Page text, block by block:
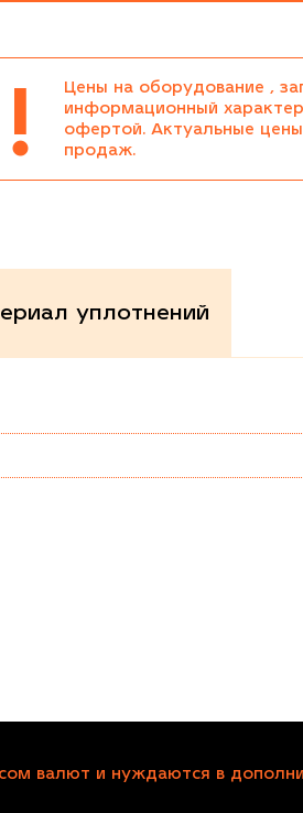
!
Цены на оборудование ,
информационный
офертой. Актуальные
продаж.
уплотнений
валют и нуждаются в